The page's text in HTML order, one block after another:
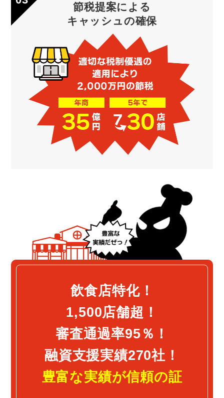
節税提案による
キャッシュの確保
飲食店特化！
1,500店舗超！
審査通過率95％！
融資支援実績270社！
豊富な実績が信頼の証